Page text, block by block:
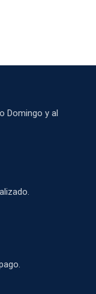
Domingo y al